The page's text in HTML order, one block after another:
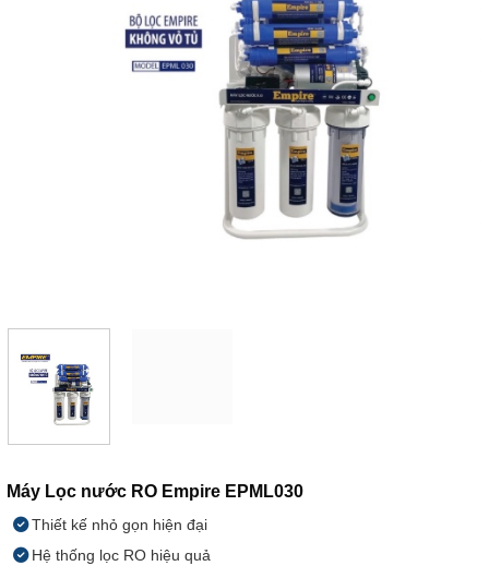
Máy Lọc nước RO Empire EPML030
Thiết kế nhỏ gọn hiện đại
Hệ thống lọc RO hiệu quả